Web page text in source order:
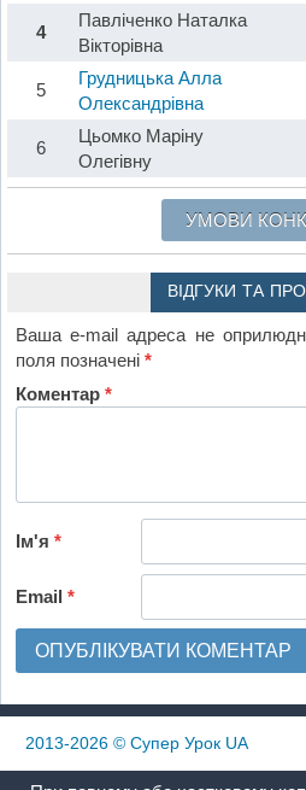
4
Павліченко Наталка
Вікторівна
5
Грудницька Алла
Олександрівна
6
Цьомко Маріну
Олегівну
УМОВИ
ВІДГУКИ ТА
Ваша e-mail адреса не
поля позначені*
Коментар*
Ім'я*
Email*
2013-2026 © Супер Урок UA